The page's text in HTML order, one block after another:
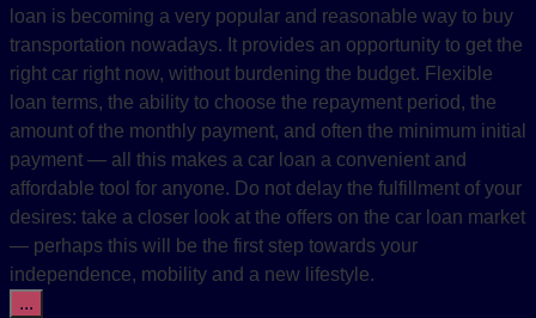
loan is becoming a very popular and reasonable way to buy
transportation nowadays. It provides an opportunity to get the
right car right now, without burdening the budget. Flexible
loan terms, the ability to choose the repayment period, the
amount of the monthly payment, and often the minimum initial
payment — all this makes a car loan a convenient and
affordable tool for anyone. Do not delay the fulfillment of your
desires: take a closer look at the offers on the car loan market
— perhaps this will be the first step towards your
independence, mobility and a new lifestyle.
...